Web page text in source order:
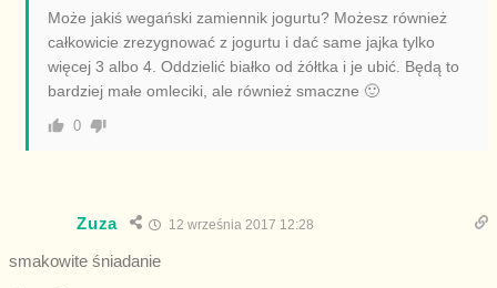
Może jakiś wegański zamiennik jogurtu? Możesz również
całkowicie zrezygnować z jogurtu i dać same jajka tylko
więcej 3 albo 4. Oddzielić białko od żółtka i je ubić. Będą to
bardziej małe omleciki, ale również smaczne 🙂
0
Zuza 12 września 2017 12:28
smakowite śniadanie